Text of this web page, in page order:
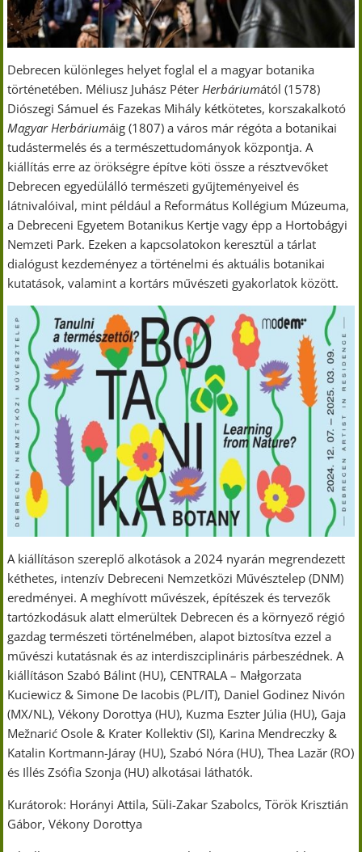
Debrecen különleges helyet foglal el a magyar botanika
történetében. Méliusz Juhász PéterHerbáriumától (1578)
Diószegi Sámuel és Fazekas Mihály kétkötetes, korszakalkotó
Magyar Herbáriumáig (1807) a város már régóta a botanikai
tudástermelés és a természettudományok központja. A
kiállítás erre az örökségre építve köti össze a résztvevőket
Debrecen egyedülálló természeti gyűjteményeivel és
látnivalóival, mint például a Református Kollégium Múzeuma,
a Debreceni Egyetem Botanikus Kertje vagy épp a Hortobágyi
Nemzeti Park. Ezeken a kapcsolatokon keresztül a tárlat
dialógust kezdeményez a történelmi és aktuális botanikai
kutatások, valamint a kortárs művészeti gyakorlatok között.
A kiállításon szereplő alkotások a 2024 nyarán megrendezett
kéthetes, intenzív Debreceni Nemzetközi Művésztelep (DNM)
eredményei. A meghívott művészek, építészek és tervezők
tartózkodásuk alatt elmerültek Debrecen és a környező régió
gazdag természeti történelmében, alapot biztosítva ezzel a
művészi kutatásnak és az interdiszciplináris párbeszédnek. A
kiállításon Szabó Bálint (HU), CENTRALA – Małgorzata
Kuciewicz & Simone De Iacobis (PL/IT), Daniel Godinez Nivón
(MX/NL), Vékony Dorottya (HU), Kuzma Eszter Júlia (HU), Gaja
Mežnarić Osole & Krater Kollektiv (SI), Karina Mendreczky &
Katalin Kortmann-Járay (HU), Szabó Nóra (HU), Thea Lazăr (RO)
és Illés Zsófia Szonja (HU) alkotásai láthatók.
Kurátorok: Horányi Attila, Süli-Zakar Szabolcs, Török Krisztián
Gábor, Vékony Dorottya